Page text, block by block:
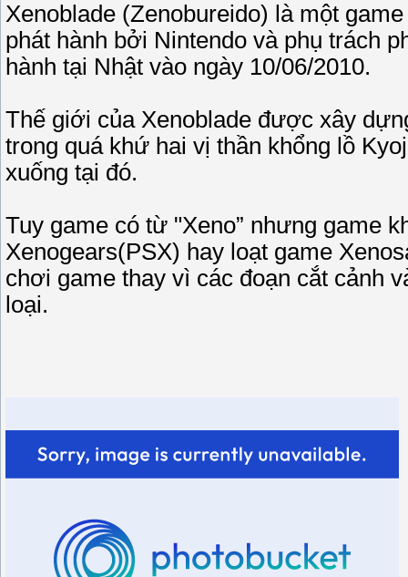
Xenoblade (Zenobureido) là một
phát hành bởi Nintendo và phụ trách
hành tại Nhật vào ngày 10/06/2010.
Thế giới của Xenoblade được xây
trong quá khứ hai vị thần khổng lồ
xuống tại đó.
Tuy game có từ "Xeno” nhưng game
Xenogears(PSX) hay loạt game
chơi game thay vì các đoạn cắt cảnh
loại.